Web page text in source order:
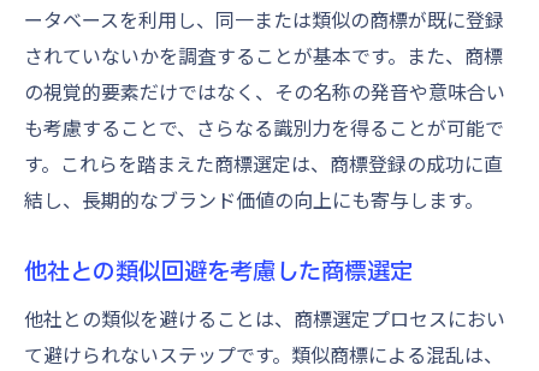
ータベースを利用し、同一または類似の商標が既に登録
されていないかを調査することが基本です。また、商標
の視覚的要素だけではなく、その名称の発音や意味合い
も考慮することで、さらなる識別力を得ることが可能で
す。これらを踏まえた商標選定は、商標登録の成功に直
結し、長期的なブランド価値の向上にも寄与します。
他社との類似回避を考慮した商標選定
他社との類似を避けることは、商標選定プロセスにおい
て避けられないステップです。類似商標による混乱は、